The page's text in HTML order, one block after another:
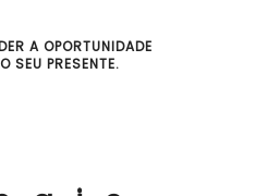
A OPORTUNIDADE
SEU PRESENTE.